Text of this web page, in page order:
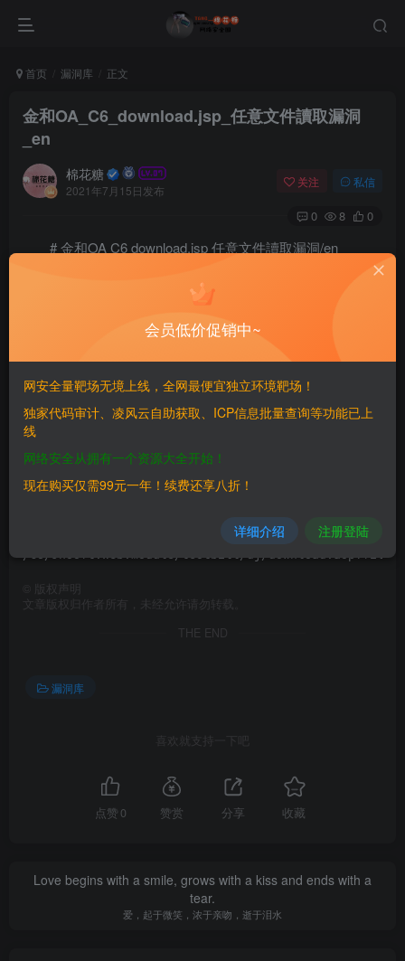
首页 漏洞库 正文
金和OA_C6_download.jsp_任意文件讀取漏洞
_en
棉花糖
2021年7月15日发布
关注 私信
0 8 0
# 金和OA C6 download.jsp 任意文件讀取漏洞/en
==FOFA==
==Payload==
版权声明
文章版权归作者所有，未经允许请勿转载。
THE END
漏洞库
喜欢就支持一下吧
点赞 0 赞赏 分享 收藏
Love begins with a smile, grows with a kiss and ends with a
tear.
爱，起于微笑，浓于亲吻，逝于泪水
会员低价促销中~
网安全量靶场无境上线，全网最便宜独立环境靶场！
独家代码审计、凌风云自助获取、ICP信息批量查询等功能已上
线
网络安全从拥有一个资源大全开始！
现在购买仅需99元一年！续费还享八折！
详细介绍 注册登陆